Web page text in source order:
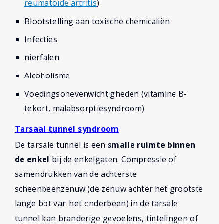
reumatoïde artritis)
Blootstelling aan toxische chemicaliën
Infecties
nierfalen
Alcoholisme
Voedingsonevenwichtigheden (vitamine B-
tekort, malabsorptiesyndroom)
Tarsaal tunnel syndroom
De tarsale tunnel is een smalle ruimte binnen
de enkel bij de enkelgaten. Compressie of
samendrukken van de achterste
scheenbeenzenuw (de zenuw achter het grootste
lange bot van het onderbeen) in de tarsale
tunnel kan branderige gevoelens, tintelingen of